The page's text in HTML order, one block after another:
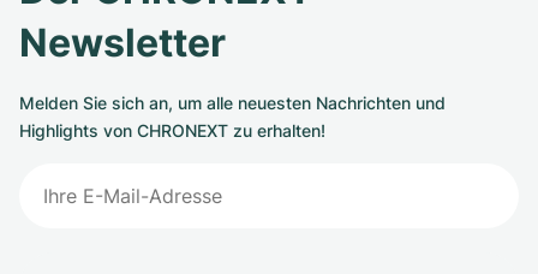
Newsletter
Melden Sie sich an, um alle neuesten Nachrichten und
Highlights von CHRONEXT zu erhalten!